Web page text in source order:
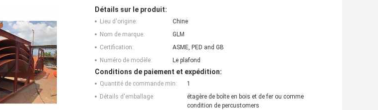
Détails sur le produit:
Lieu d'origine:
Chine
Nom de marque:
GLM
Certification:
ASME, PED and GB
Numéro de modèle:
Le plafond
Conditions de paiement et expédition:
Quantité de commande min:
1
Détails d'emballage:
étagère de boîte en bois et de fer ou comme
condition de percustomers